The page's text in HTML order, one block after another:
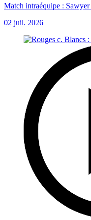
Match intraéquipe :
02 juil. 2026